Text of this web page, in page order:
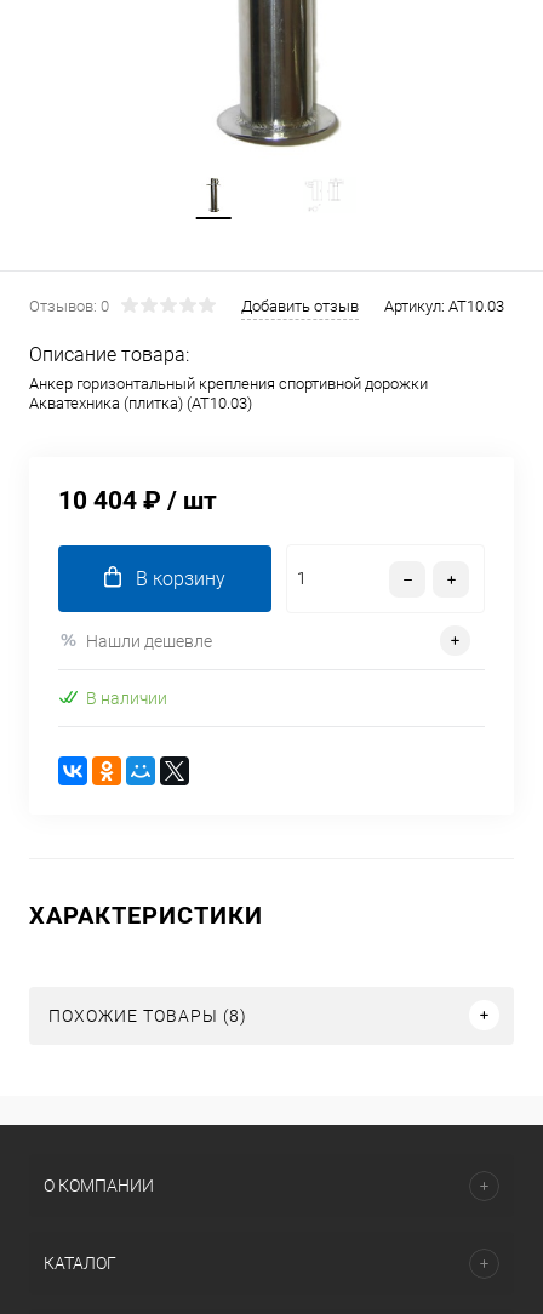
Отзывов: 0 Добавить отзыв Артикул: AT10.03
Описание товара:
Анкер горизонтальный крепления спортивной дорожки
Акватехника (плитка) (AT10.03)
10 404 ₽ / шт
В корзину
Нашли дешевле
В наличии
ХАРАКТЕРИСТИКИ
ПОХОЖИЕ ТОВАРЫ (8)
О КОМПАНИИ
КАТАЛОГ